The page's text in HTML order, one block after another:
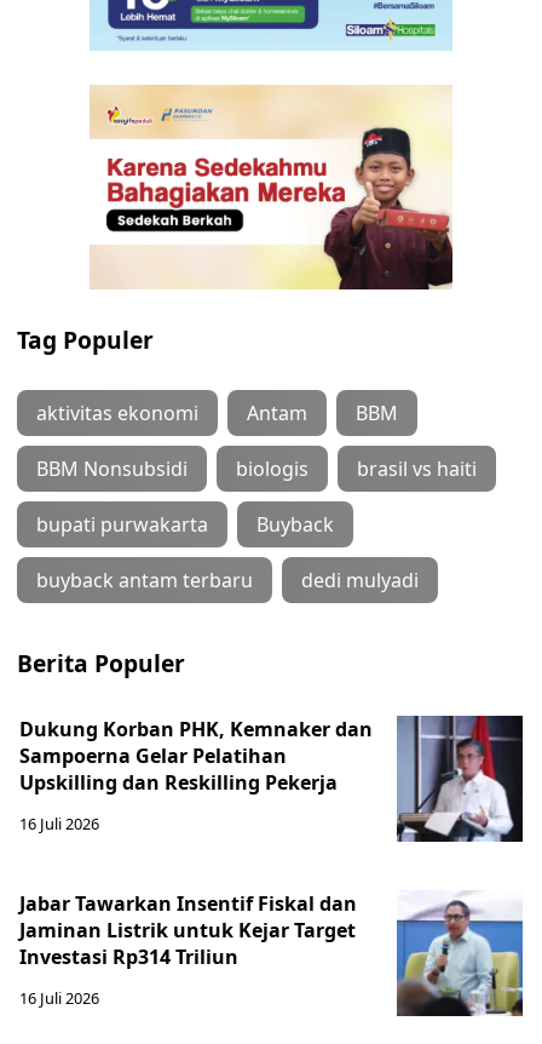
Tag Populer
aktivitas ekonomi Antam BBM
BBM Nonsubsidi biologis brasil vs haiti
bupati purwakarta Buyback
buyback antam terbaru dedi mulyadi
Berita Populer
Dukung Korban PHK, Kemnaker dan
Sampoerna Gelar Pelatihan
Upskilling dan Reskilling Pekerja
16 Juli 2026
Jabar Tawarkan Insentif Fiskal dan
Jaminan Listrik untuk Kejar Target
Investasi Rp314 Triliun
16 Juli 2026